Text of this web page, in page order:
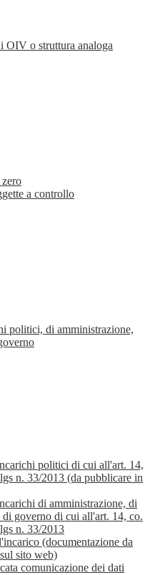
OIV o struttura analoga
a controllo
politici, di amministrazione,
politici di cui all'art. 14,
n. 33/2013 (da pubblicare in
di amministrazione, di
di governo di cui all'art. 14, co.
n. 33/2013
(documentazione da
sito web)
comunicazione dei dati